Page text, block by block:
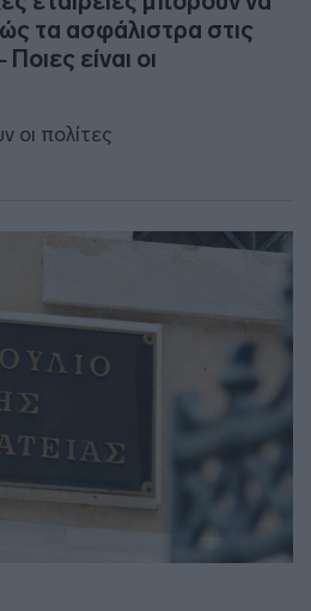
τα ασφάλιστρα στις
είναι οι
οι πολίτες